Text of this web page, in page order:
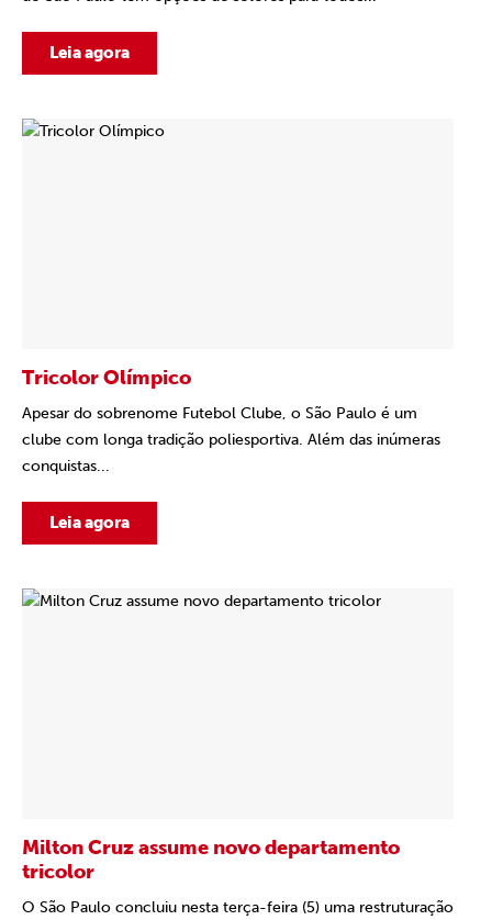
Leia agora
Tricolor Olímpico
Apesar do sobrenome Futebol Clube, o São Paulo é um
clube com longa tradição poliesportiva. Além das inúmeras
conquistas...
Leia agora
Milton Cruz assume novo departamento
tricolor
O São Paulo concluiu nesta terça-feira (5) uma restruturação